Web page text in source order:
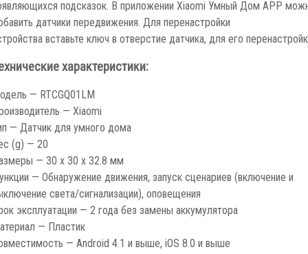
подсказок. В приложении Xiaomi Умный Дом APP
датчики передвижения. Для перенастройки
вставьте ключ в отверстие датчика, для его
характеристики:
— RTCGQ01LM
— Xiaomi
— Датчик для умного дома
(g) — 20
— 30 х 30 х 32.8 мм
— Обнаружение движения, запуск сценариев (включение и
света/сигнализации), оповещения
эксплуатации — 2 года без замены аккумулятора
— Пластик
— Android 4.1 и выше, iOS 8.0 и выше